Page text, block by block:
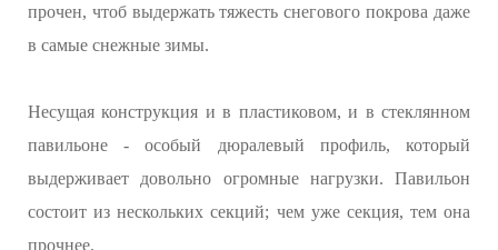
прочен, чтоб выдержать тяжесть снегового покрова даже
в самые снежные зимы.
Несущая конструкция и в пластиковом, и в стеклянном
павильоне - особый дюралевый профиль, который
выдерживает довольно огромные нагрузки. Павильон
состоит из нескольких секций; чем уже секция, тем она
прочнее.